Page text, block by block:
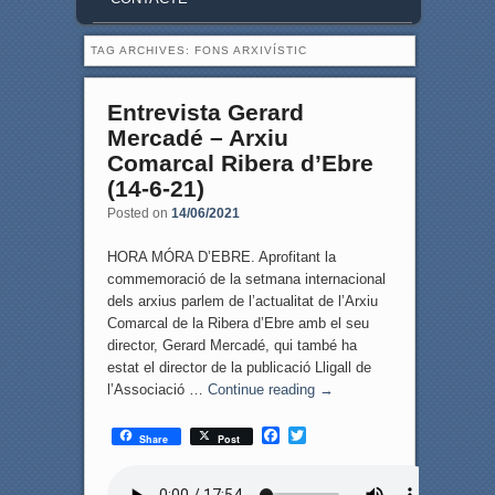
TAG ARCHIVES: FONS ARXIVÍSTIC
Entrevista Gerard
Mercadé – Arxiu
Comarcal Ribera d’Ebre
(14-6-21)
Posted on 14/06/2021
HORA MÓRA D’EBRE. Aprofitant la
commemoració de la setmana internacional
dels arxius parlem de l’actualitat de l’Arxiu
Comarcal de la Ribera d’Ebre amb el seu
director, Gerard Mercadé, qui també ha
estat el director de la publicació Lligall de
l’Associació … Continue reading →
Share Post
F
T